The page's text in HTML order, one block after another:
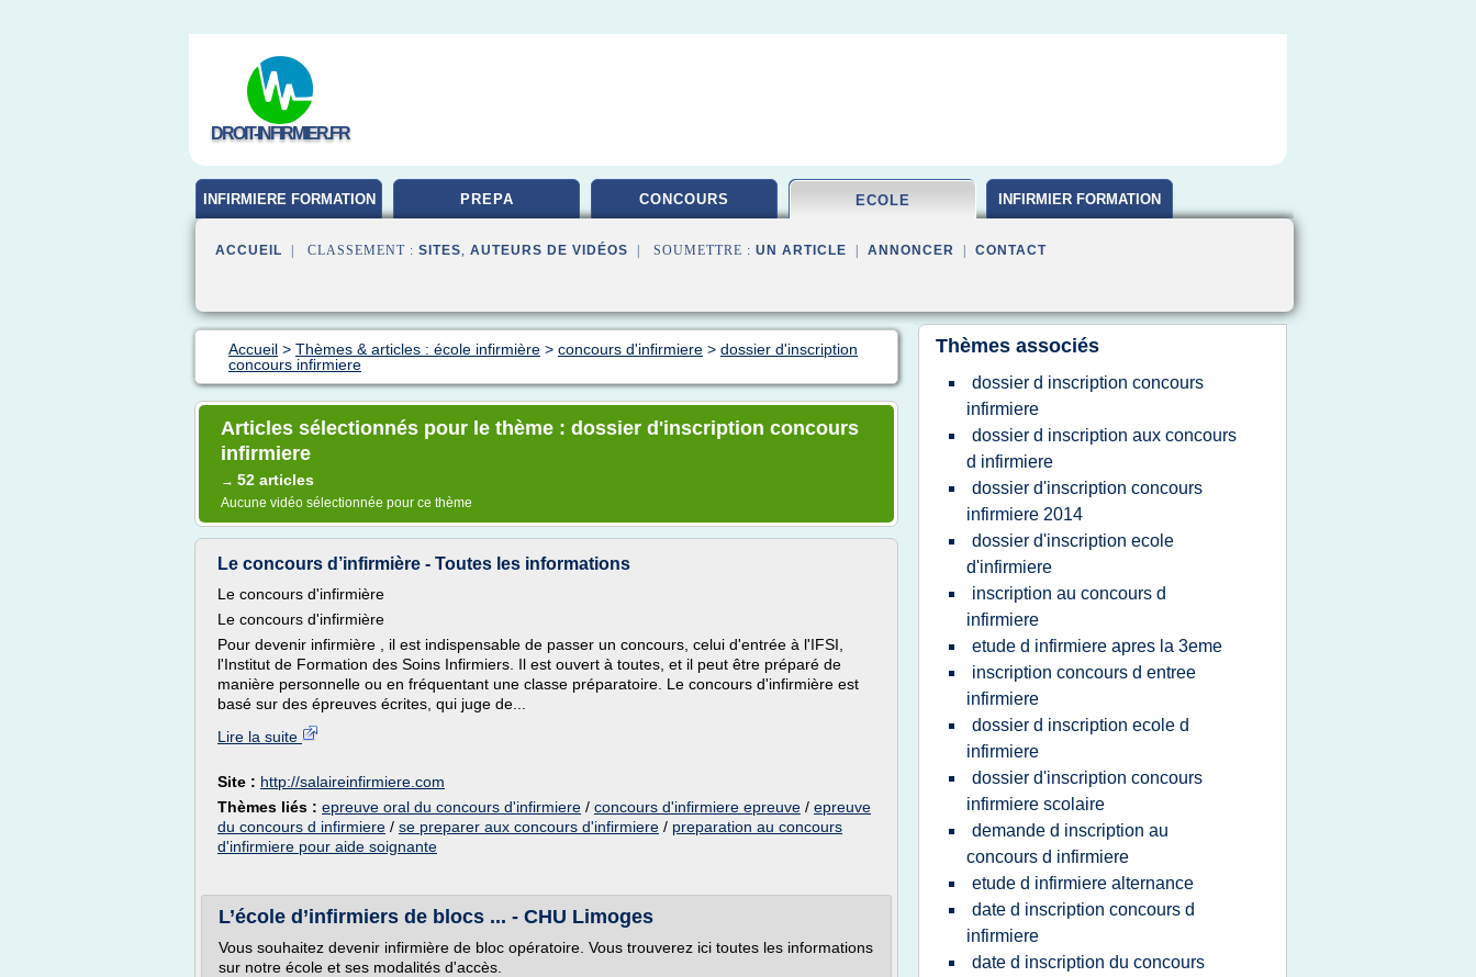
DROIT-INFIRMIER.FR
INFIRMIERE FORMATION PREPA CONCOURS ECOLE INFIRMIER FORMATION
ACCUEIL | CLASSEMENT : SITES, AUTEURS DE VIDÉOS | SOUMETTRE : UN ARTICLE ANNONCER CONTACT
Accueil > Thèmes & articles : école infirmière > concours d'infirmiere > dossier d'inscription
concours infirmiere
Articles sélectionnés pour le thème : dossier d'inscription concours
infirmiere
→ 52 articles
Aucune vidéo sélectionnée pour ce thème
Le concours d’infirmière - Toutes les informations
Le concours d'infirmière
Le concours d'infirmière
Pour devenir infirmière , il est indispensable de passer un concours, celui d'entrée à l'IFSI,
l'Institut de Formation des Soins Infirmiers. Il est ouvert à toutes, et il peut être préparé de
manière personnelle ou en fréquentant une classe préparatoire. Le concours d'infirmière est
basé sur des épreuves écrites, qui juge de...
Lire la suite
Site : http://salaireinfirmiere.com
Thèmes liés : epreuve oral du concours d'infirmiere / concours d'infirmiere epreuve / epreuve
du concours d infirmiere / se preparer aux concours d'infirmiere / preparation au concours
d'infirmiere pour aide soignante
L’école d’infirmiers de blocs ... - CHU Limoges
Vous souhaitez devenir infirmière de bloc opératoire. Vous trouverez ici toutes les informations
sur notre école et ses modalités d'accès.
Thèmes associés
dossier d inscription concours
infirmiere
dossier d inscription aux concours
d infirmiere
dossier d'inscription concours
infirmiere 2014
dossier d'inscription ecole
d'infirmiere
inscription au concours d
infirmiere
etude d infirmiere apres la 3eme
inscription concours d entree
infirmiere
dossier d inscription ecole d
infirmiere
dossier d'inscription concours
infirmiere scolaire
demande d inscription au
concours d infirmiere
etude d infirmiere alternance
date d inscription concours d
infirmiere
date d inscription du concours